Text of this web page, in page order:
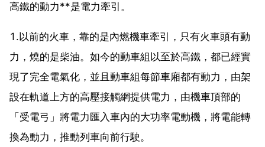
高鐵的動力**是電力牽引。
1.以前的火車，靠的是內燃機車牽引，只有火車頭有動
力，燒的是柴油。如今的動車組以至於高鐵，都已經實
現了完全電氣化，並且動車組每節車廂都有動力，由架
設在軌道上方的高壓接觸網提供電力，由機車頂部的
「受電弓」將電力匯入車內的大功率電動機，將電能轉
換為動力，推動列車向前行駛。